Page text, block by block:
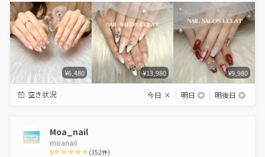
¥6,480 ¥13,980 ¥9,980
空き状況 今日 × 明日 ◎ 明後日 ◎
Moa_nail
moanail
5 (352件)